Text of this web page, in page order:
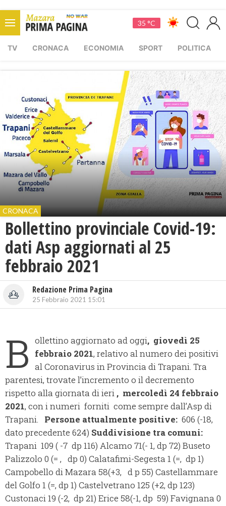
35 °C
TV CRONACA ECONOMIA SPORT POLITICA
CRONACA
Bollettino provinciale Covid-19:
dati Asp aggiornati al 25
febbraio 2021
Redazione Prima Pagina
25 Febbraio 2021 15:01
B ollettino aggiornato ad oggi, giovedì 25
febbraio 2021, relativo al numero dei positivi
al Coronavirus in Provincia di Trapani. Tra
parentesi, trovate l’incremento o il decremento
rispetto alla giornata di ieri , mercoledì 24 febbraio
2021, con i numeri forniti come sempre dall’Asp di
Trapani. Persone attualmente positive: 606 (-18,
dato precedente 624) Suddivisione tra comuni:
Trapani 109 ( -7 dp 116) Alcamo 71(- 1, dp 72) Buseto
Palizzolo 0 (= , dp 0) Calatafimi-Segesta 1 (=, dp 1)
Campobello di Mazara 58(+3, d p 55) Castellammare
del Golfo 1 (=, dp 1) Castelvetrano 125 (+2, dp 123)
Custonaci 19 (-2, dp 21) Erice 58(-1, dp 59) Favignana 0